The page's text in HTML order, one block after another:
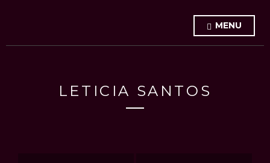
MENU
LETICIA SANTOS